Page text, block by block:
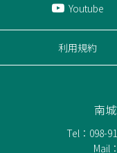
Youtube
利用規約
南
Tel：098-
Mail